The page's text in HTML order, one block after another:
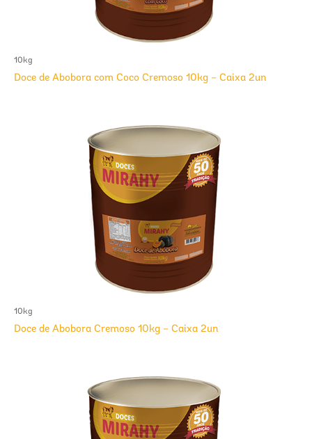
10kg
Doce de Abobora com Coco Cremoso 10kg – Caixa 2un
10kg
Doce de Abobora Cremoso 10kg – Caixa 2un